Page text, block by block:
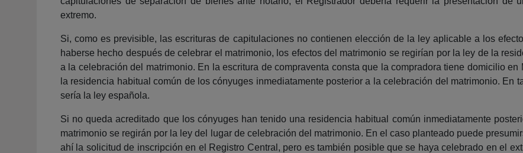
extremo.
Si, como es previsible, las escrituras de capitulaciones no contienen elección de la ley aplicable a los
haberse hecho después de celebrar el matrimonio, los efectos del matrimonio se regirían por la ley de la
a la celebración del matrimonio. En la escritura de compraventa consta que la compradora tiene domicilio
la residencia habitual común de los cónyuges inmediatamente posterior a la celebración del matrimonio. En
sería la ley española.
Si no queda acreditado que los cónyuges han tenido una residencia habitual común inmediatamente
matrimonio se regirán por la ley del lugar de celebración del matrimonio. En el caso planteado puede
ahí la solicitud de inscripción en el Registro Central, pero es también posible que se haya celebrado en el